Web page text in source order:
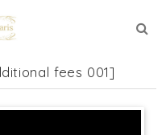
fees 001]